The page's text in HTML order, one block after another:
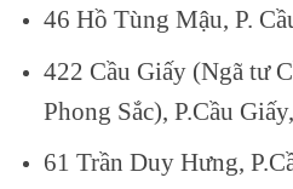
46 Hồ Tùng Mậu, P.
422 Cầu Giấy (Ngã tư
Phong Sắc), P.Cầu
61 Trần Duy Hưng,